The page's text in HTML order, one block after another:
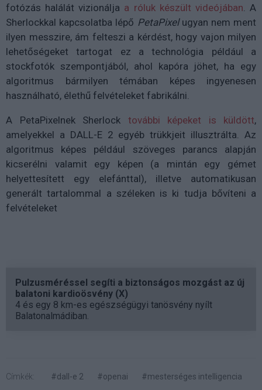
fotózás halálát vizionálja a róluk készült videójában. A
Sherlockkal kapcsolatba lépő PetaPixelugyan nem ment
ilyen messzire, ám felteszi a kérdést, hogy vajon milyen
lehetőségeket tartogat ez a technológia például a
stockfotók szempontjából, ahol kapóra jöhet, ha egy
algoritmus bármilyen témában képes ingyenesen
használható, élethű felvételeket fabrikálni.
A PetaPixelnek Sherlock további képeket is küldött,
amelyekkel a DALL-E 2 egyéb trükkjeit illusztrálta. Az
algoritmus képes például szöveges parancs alapján
kicserélni valamit egy képen (a mintán egy gémet
helyettesített egy elefánttal), illetve automatikusan
generált tartalommal a széleken is ki tudja bővíteni a
felvételeket
Pulzusméréssel segíti a biztonságos mozgást az új
balatoni kardioösvény (X)
4 és egy 8 km-es egészségügyi tanösvény nyílt
Balatonalmádiban.
Címkék: #dall-e 2 #openai
#mesterséges intelligencia